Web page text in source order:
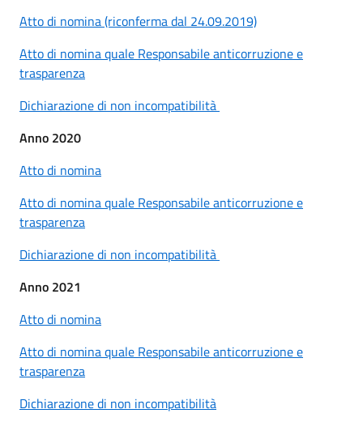
Atto di nomina (riconferma dal 24.09.2019)
Atto di nomina quale Responsabile anticorruzione e
trasparenza
Dichiarazione di non incompatibilità
Anno 2020
Atto di nomina
Atto di nomina quale Responsabile anticorruzione e
trasparenza
Dichiarazione di non incompatibilità
Anno 2021
Atto di nomina
Atto di nomina quale Responsabile anticorruzione e
trasparenza
Dichiarazione di non incompatibilità